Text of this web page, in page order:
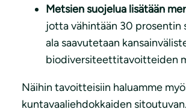
Metsien suojelua lisätään
jotta vähintään 30 prosentin
ala saavutetaan
biodiversiteettitavoitteiden
Näihin tavoitteisiin haluamme
kuntavaaliehdokkaiden sitoutuvan.